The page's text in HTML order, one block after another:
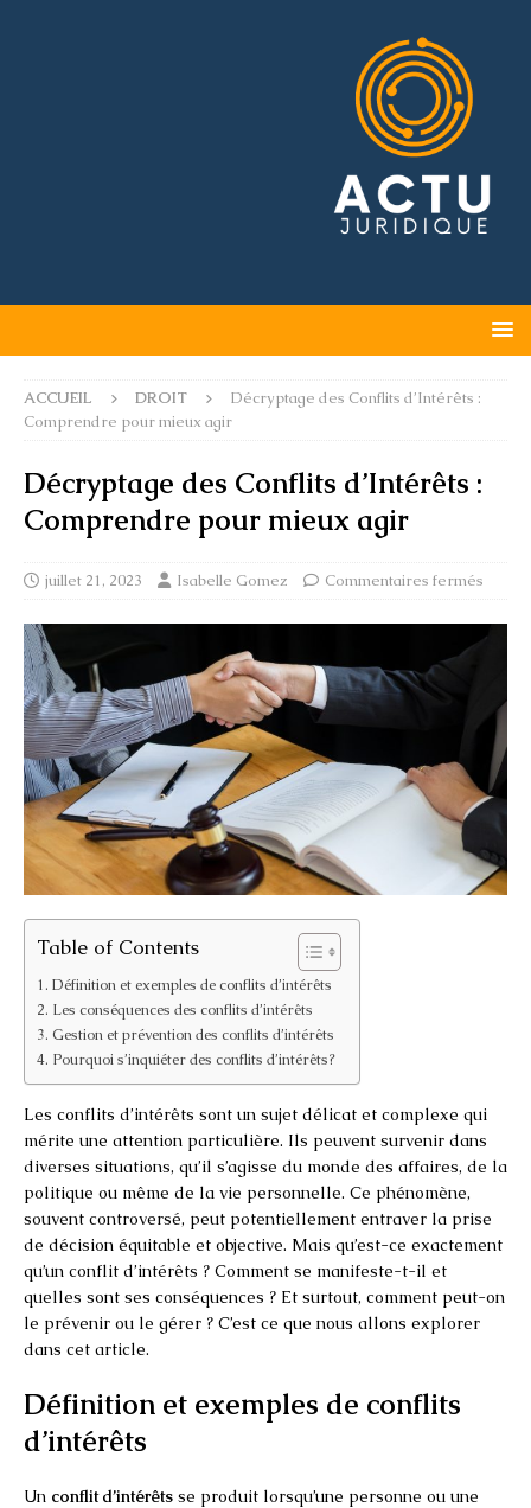
ACCUEIL DROIT
Décryptage des Conflits d’Intérêts :
Comprendre pour mieux agir
Décryptage des Conflits d’Intérêts :
Comprendre pour mieux agir
juillet 21, 2023 Isabelle Gomez Commentaires fermés
Table of Contents
Définition et exemples de conflits d’intérêts
Les conséquences des conflits d’intérêts
Gestion et prévention des conflits d’intérêts
Pourquoi s’inquiéter des conflits d’intérêts?
Les conflits d’intérêts sont un sujet délicat et complexe qui
mérite une attention particulière. Ils peuvent survenir dans
diverses situations, qu’il s’agisse du monde des affaires, de la
politique ou même de la vie personnelle. Ce phénomène,
souvent controversé, peut potentiellement entraver la prise
de décision équitable et objective. Mais qu’est-ce exactement
qu’un conflit d’intérêts ? Comment se manifeste-t-il et
quelles sont ses conséquences ? Et surtout, comment peut-on
le prévenir ou le gérer ? C’est ce que nous allons explorer
dans cet article.
Définition et exemples de conflits
d’intérêts
Un conflit d’intérêts se produit lorsqu’une personne ou une